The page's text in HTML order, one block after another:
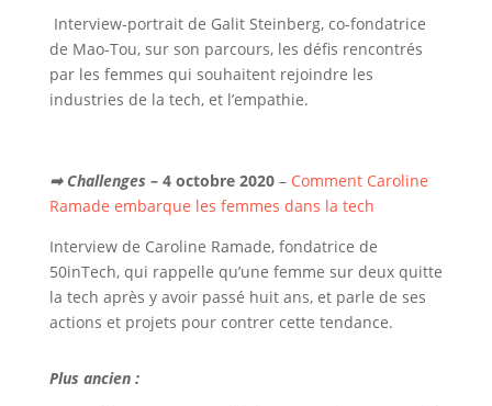
Interview-portrait de Galit Steinberg, co-fondatrice
de Mao-Tou, sur son parcours, les défis rencontrés
par les femmes qui souhaitent rejoindre les
industries de la tech, et l’empathie.
➡ Challenges – 4 octobre 2020– Comment Caroline
Ramade embarque les femmes dans la tech
Interview de Caroline Ramade, fondatrice de
50inTech, qui rappelle qu’une femme sur deux quitte
la tech après y avoir passé huit ans, et parle de ses
actions et projets pour contrer cette tendance.
Plus ancien :